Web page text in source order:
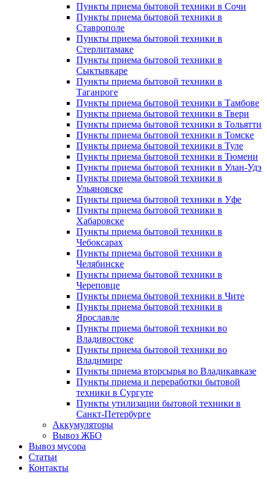
Пункты приема бытовой техники в Сочи
Пункты приема бытовой техники в
Ставрополе
Пункты приема бытовой техники в
Стерлитамаке
Пункты приема бытовой техники в
Сыктывкаре
Пункты приема бытовой техники в
Таганроге
Пункты приема бытовой техники в Тамбове
Пункты приема бытовой техники в Твери
Пункты приема бытовой техники в Тольятти
Пункты приема бытовой техники в Томске
Пункты приема бытовой техники в Туле
Пункты приема бытовой техники в Тюмени
Пункты приема бытовой техники в Улан-Удэ
Пункты приема бытовой техники в
Ульяновске
Пункты приема бытовой техники в Уфе
Пункты приема бытовой техники в
Хабаровске
Пункты приема бытовой техники в
Чебоксарах
Пункты приема бытовой техники в
Челябинске
Пункты приема бытовой техники в
Череповце
Пункты приема бытовой техники в Чите
Пункты приема бытовой техники в
Ярославле
Пункты приема бытовой техники во
Владивостоке
Пункты приема бытовой техники во
Владимире
Пункты приема вторсырья во Владикавказе
Пункты приема и переработки бытовой
техники в Сургуте
Пункты утилизации бытовой техники в
Санкт-Петербурге
Аккумуляторы
Вывоз ЖБО
Вывоз мусора
Статьи
Контакты